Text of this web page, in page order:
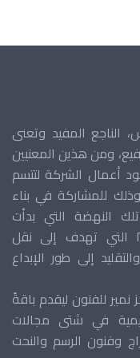
الناجع المفيد وتعنى
ومن هذين المعنيين
أعمال الشركة لتتسم
للمشاركة في بناء
النهضة التي بدأت
إرهاصاتها مع بزوغ رؤية ٢٠٣٠ التي تهدف إلى نقل
إلى طور الإبداع
للفنون ليقدم باقةً
في شتى مجالات
وفنون الرسم والنحت